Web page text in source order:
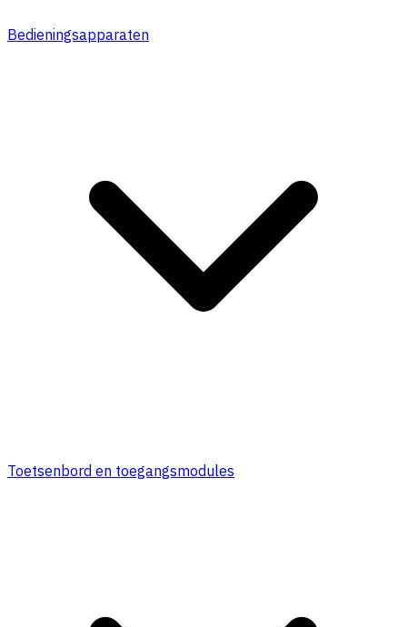
Bedieningsapparaten
Toetsenbord en toegangsmodules